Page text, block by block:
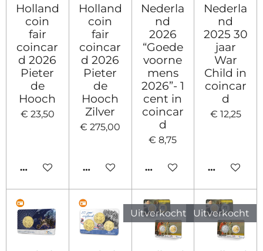
Holland
coin
fair
coincar
d 2026
Pieter
de
Hooch
€ 23,50
IN WINKELWAGEN
Holland
coin
fair
coincar
d 2026
Pieter
de
Hooch
Zilver
€ 275,00
HOUD MIJ OP DE HOOGTE
Nederla
nd
2026
“Goede
voorne
mens
2026”- 1
cent in
coincar
d
€ 8,75
IN WINKELWAGEN
Nederla
nd
2025 30
jaar
War
Child in
coincar
d
€ 12,25
IN
Uitverkocht Uitverkocht